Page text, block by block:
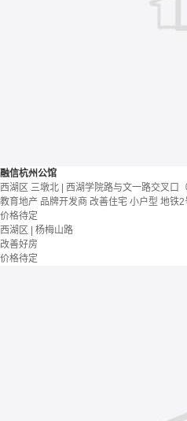
融信杭州公馆
西湖区 三墩北 | 西湖学院路与文一路交叉口
教育地产 品牌开发商 改善住宅 小户型 地铁2
价格待定
西湖区 | 杨梅山路
改善好房
价格待定